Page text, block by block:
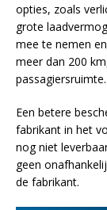
opties, zoals
grote
mee te nemen
meer dan 200
passagiersruimte.
Een betere
fabrikant in het
nog niet
geen
de fabrikant.